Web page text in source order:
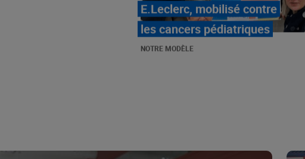
E.LECLERC ET SES
COMBATS
NOTRE MODÈLE